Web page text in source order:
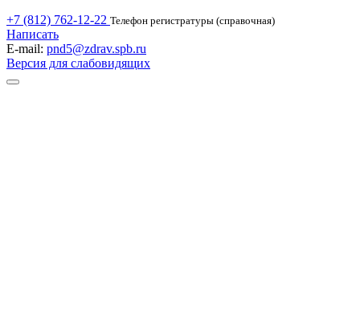
+7 (812) 762-12-22 Телефон регистратуры (справочная)
Написать
E-mail: pnd5@zdrav.spb.ru
Версия для слабовидящих